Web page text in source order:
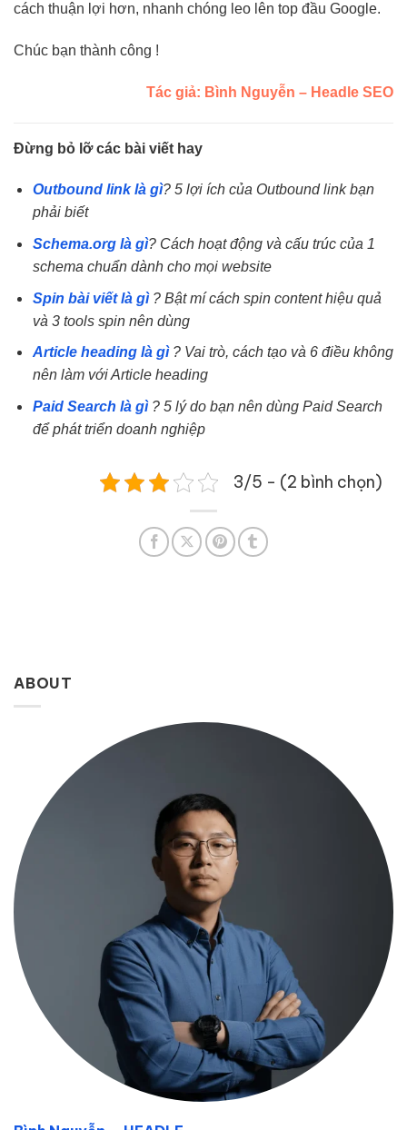
cách thuận lợi hơn, nhanh chóng leo lên top đầu Google.
Chúc bạn thành công !
Tác giả: Bình Nguyễn – Headle SEO
Đừng bỏ lỡ các bài viết hay
Outbound link là gì? 5 lợi ích của Outbound link bạn
phải biết
Schema.org là gì? Cách hoạt động và cấu trúc của 1
schema chuẩn dành cho mọi website
Spin bài viết là gì? Bật mí cách spin content hiệu quả
và 3 tools spin nên dùng
Article heading là gì? Vai trò, cách tạo và 6 điều không
nên làm với Article heading
Paid Search là gì? 5 lý do bạn nên dùng Paid Search
để phát triển doanh nghiệp
3/5 - (2 bình chọn)
ABOUT